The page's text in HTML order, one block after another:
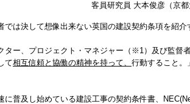
客員研究員 大本俊彦（京
では決して想像出来ない英国の建設契約条項を紹介
ター、プロジェクト・マネジャー（※1）及び監督
て相互信頼と協働の精神を持って、 行動すること
に普及し始めている建設工事の契約条件書、